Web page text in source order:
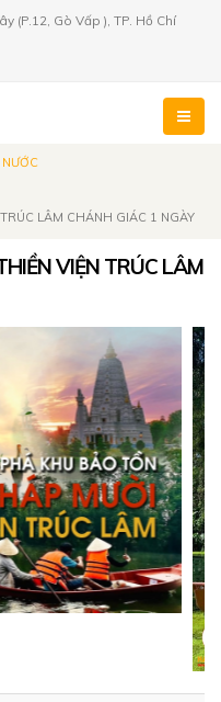
(P.12, Gò Vấp ), TP. Hồ Chí
LÂM CHÁNH GIÁC 1 NGÀY
VIỆN TRÚC LÂM